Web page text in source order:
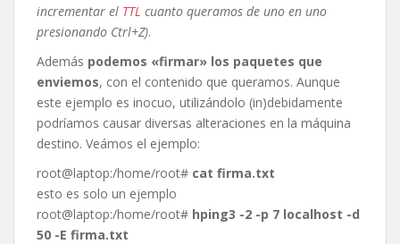
incrementar el TTL cuanto queramos de uno en uno
presionando Ctrl+Z).
Además podemos «firmar» los paquetes que
enviemos, con el contenido que queramos. Aunque
este ejemplo es inocuo, utilizándolo (in)debidamente
podríamos causar diversas alteraciones en la máquina
destino. Veámos el ejemplo:
root@laptop:/home/root# cat firma.txt
esto es solo un ejemplo
root@laptop:/home/root# hping3 -2 -p 7 localhost -d
50 -E firma.txt